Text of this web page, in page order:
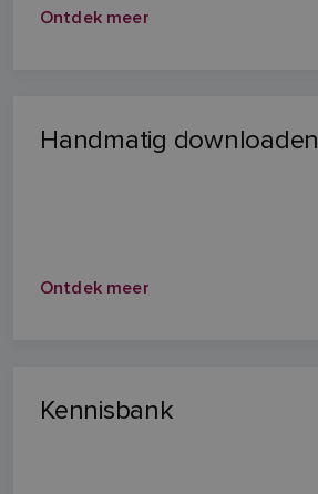
Ontdek meer
Handmatig downloaden
Ontdek meer
Kennisbank